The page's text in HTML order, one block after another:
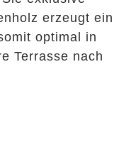
erzeugt ein
optimal in
Terrasse nach